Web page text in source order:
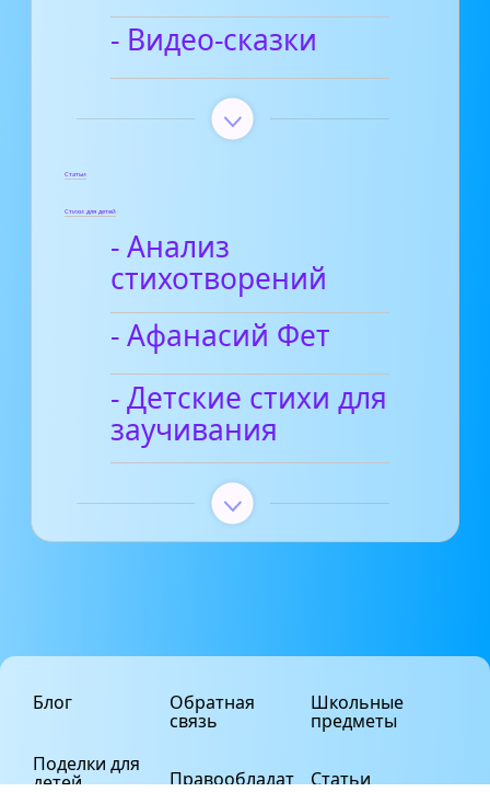
- Видео-сказки
Статьи
Стихи для детей
- Анализ
стихотворений
- Афанасий Фет
- Детские стихи для
заучивания
Блог
Поделки для
детей
Обратная
связь
Правообладат
Школьные
предметы
Статьи